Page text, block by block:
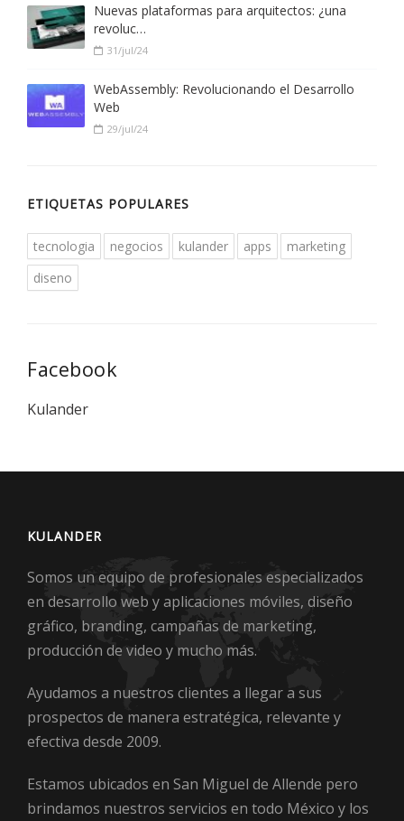
Nuevas plataformas para arquitectos: ¿una
revoluc…
31/jul/24
WebAssembly: Revolucionando el Desarrollo
Web
29/jul/24
ETIQUETAS POPULARES
tecnologia negocios kulander apps
marketing
diseno
Facebook
Kulander
KULANDER
Somos un equipo de profesionales especializados
en desarrollo web y aplicaciones móviles, diseño
gráfico, branding, campañas de marketing,
producción de video y mucho más.
Ayudamos a nuestros clientes a llegar a sus
prospectos de manera estratégica, relevante y
efectiva desde 2009.
Estamos ubicados en San Miguel de Allende pero
brindamos nuestros servicios en todo México y los